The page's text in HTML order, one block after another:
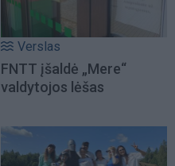
Verslas
FNTT įšaldė „Mere“
valdytojos lėšas